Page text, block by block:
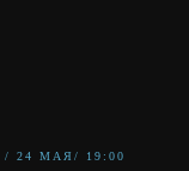
24 МАЯ/ 19:00